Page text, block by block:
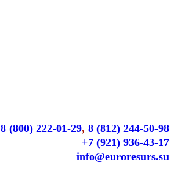
8 (800) 222-01-29, 8 (812) 244-50-98
+7 (921) 936-43-17
info@euroresurs.su